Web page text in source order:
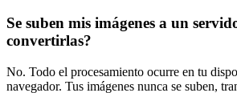
Se suben mis imágenes a un
convertirlas?
No. Todo el procesamiento ocurre en tu
navegador. Tus imágenes nunca se suben,